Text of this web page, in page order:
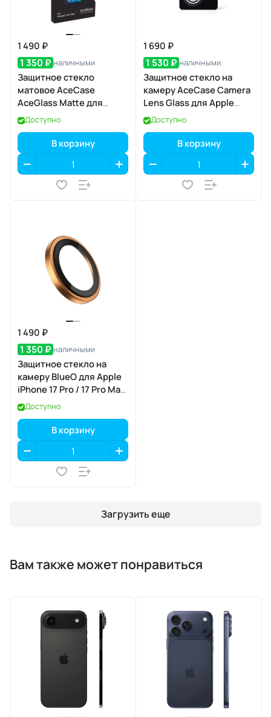
1 490 ₽
1 350 ₽ наличными
Защитное стекло
матовое AceCase
AceGlass Matte для
Apple iPhone 17 Pro Max
Доступно
В корзину
1 690 ₽
1 530 ₽ наличными
Защитное стекло на
камеру AceCase Camera
Lens Glass для Apple
iPhone 17
Доступно
В корзину
1 490 ₽
1 350 ₽ наличными
Защитное стекло на
камеру BlueO для Apple
iPhone 17 Pro / 17 Pro Max,
Aluminium, 3 шт., Orange
(оранжевый), с
аппликатором
Доступно
В корзину
Загрузить еще
Вам также может понравиться